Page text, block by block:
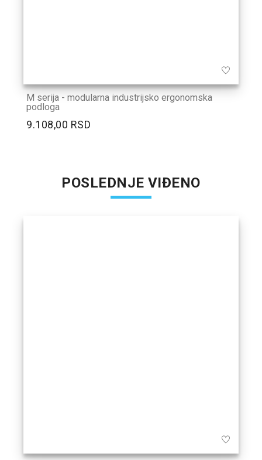
M serija - modularna industrijsko ergonomska
podloga
9.108,00 RSD
POSLEDNJE VIĐENO